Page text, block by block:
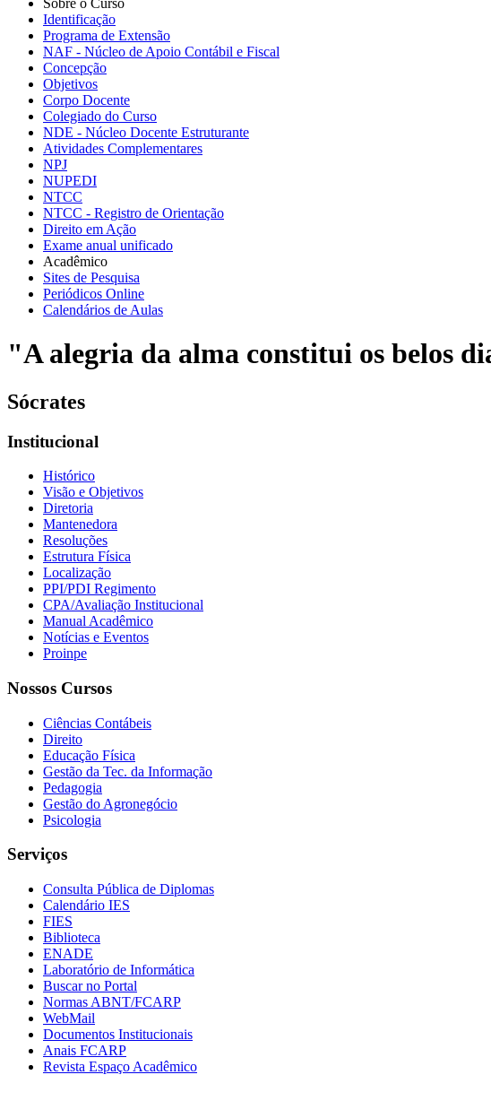
Identificação
Programa de Extensão
NAF - Núcleo de Apoio Contábil e Fiscal
Concepção
Objetivos
Corpo Docente
Colegiado do Curso
NDE - Núcleo Docente Estruturante
Atividades Complementares
NPJ
NUPEDI
NTCC
NTCC - Registro de Orientação
Direito em Ação
Exame anual unificado
Acadêmico
Sites de Pesquisa
Periódicos Online
Calendários de Aulas
"A alegria da alma constitui os belos
Sócrates
Institucional
Histórico
Visão e Objetivos
Diretoria
Mantenedora
Resoluções
Estrutura Física
Localização
PPI/PDI Regimento
CPA/Avaliação Institucional
Manual Acadêmico
Notícias e Eventos
Proinpe
Nossos Cursos
Ciências Contábeis
Direito
Educação Física
Gestão da Tec. da Informação
Pedagogia
Gestão do Agronegócio
Psicologia
Serviços
Consulta Pública de Diplomas
Calendário IES
FIES
Biblioteca
ENADE
Laboratório de Informática
Buscar no Portal
Normas ABNT/FCARP
WebMail
Documentos Institucionais
Anais FCARP
Revista Espaço Acadêmico